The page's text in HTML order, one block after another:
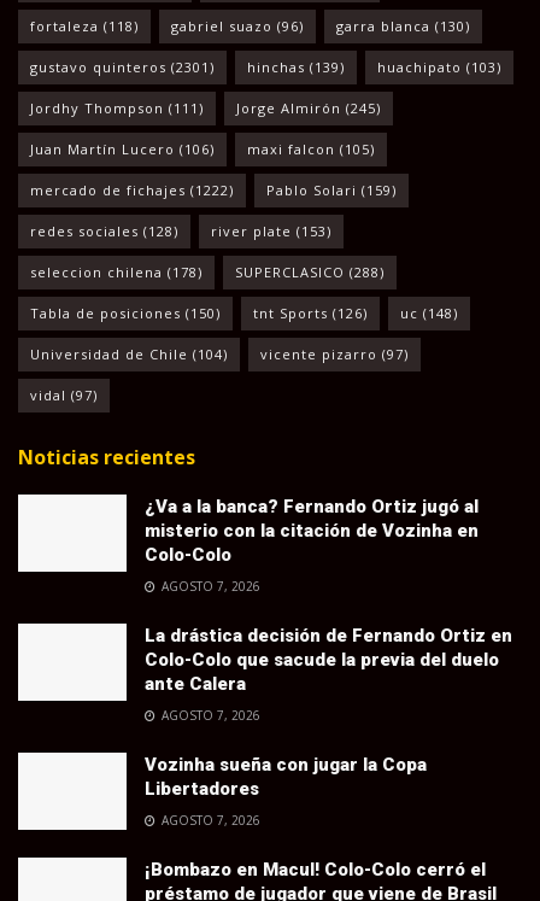
fortaleza (118) gabriel suazo (96) garra blanca (130)
gustavo quinteros (2301) hinchas (139) huachipato (103)
Jordhy Thompson (111) Jorge Almirón (245)
Juan Martín Lucero (106) maxi falcon (105)
mercado de fichajes (1222) Pablo Solari (159)
redes sociales (128) river plate (153)
seleccion chilena (178) SUPERCLASICO (288)
Tabla de posiciones (150) tnt Sports (126) uc (148)
Universidad de Chile (104) vicente pizarro (97)
vidal (97)
Noticias recientes
¿Va a la banca? Fernando Ortiz jugó al
misterio con la citación de Vozinha en
Colo-Colo
AGOSTO 7, 2026
La drástica decisión de Fernando Ortiz en
Colo-Colo que sacude la previa del duelo
ante Calera
AGOSTO 7, 2026
Vozinha sueña con jugar la Copa
Libertadores
AGOSTO 7, 2026
¡Bombazo en Macul! Colo-Colo cerró el
préstamo de jugador que viene de Brasil